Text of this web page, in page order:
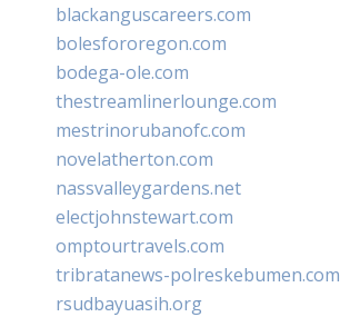
blackanguscareers.com
bolesfororegon.com
bodega-ole.com
thestreamlinerlounge.com
mestrinorubanofc.com
novelatherton.com
nassvalleygardens.net
electjohnstewart.com
omptourtravels.com
tribratanews-polreskebumen.com
rsudbayuasih.org